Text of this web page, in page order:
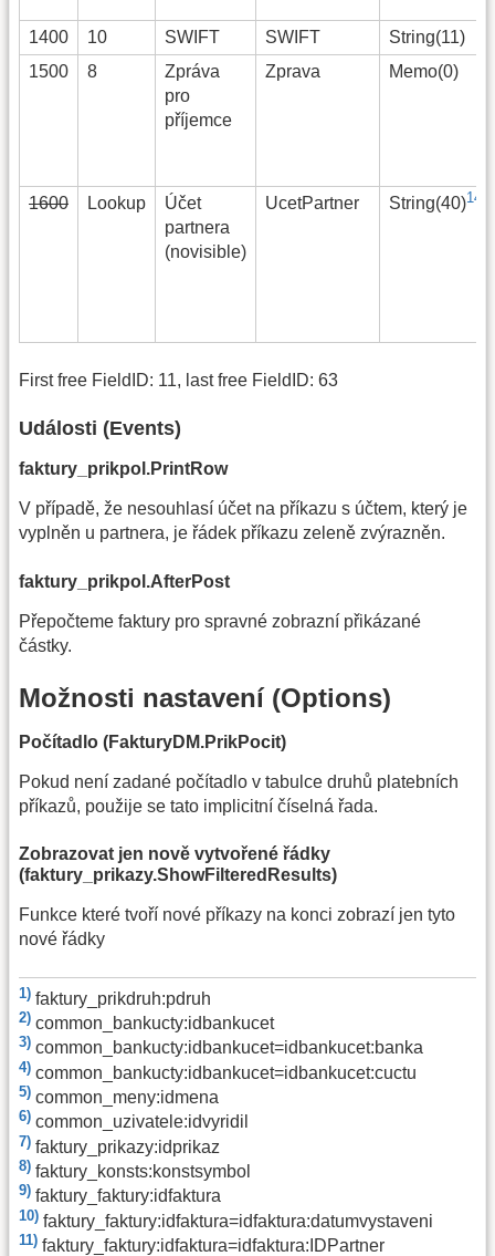
1400 10 SWIFT SWIFT
String(11)
1500
8
Zpráva
pro
příjemce
Zprava Memo(0)
1600 Lookup
Účet
partnera
(novisible)
UcetPartner String(40)14)
First free FieldID: 11, last free FieldID: 63
Události (Events)
faktury_prikpol.PrintRow
V případě, že nesouhlasí účet na příkazu s účtem, který je
vyplněn u partnera, je řádek příkazu zeleně zvýrazněn.
faktury_prikpol.AfterPost
Přepočteme faktury pro spravné zobrazní přikázané
částky.
Možnosti nastavení (Options)
Počítadlo (FakturyDM.PrikPocit)
Pokud není zadané počítadlo v tabulce druhů platebních
příkazů, použije se tato implicitní číselná řada.
Zobrazovat jen nově vytvořené řádky
(faktury_prikazy.ShowFilteredResults)
Funkce které tvoří nové příkazy na konci zobrazí jen tyto
nové řádky
1) faktury_prikdruh:pdruh
2) common_bankucty:idbankucet
3) common_bankucty:idbankucet=idbankucet:banka
4) common_bankucty:idbankucet=idbankucet:cuctu
5) common_meny:idmena
6) common_uzivatele:idvyridil
7) faktury_prikazy:idprikaz
8) faktury_konsts:konstsymbol
9) faktury_faktury:idfaktura
10) faktury_faktury:idfaktura=idfaktura:datumvystaveni
11) faktury_faktury:idfaktura=idfaktura:IDPartner